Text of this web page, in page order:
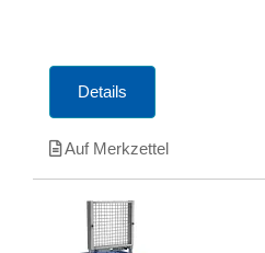
Details
Auf Merkzettel